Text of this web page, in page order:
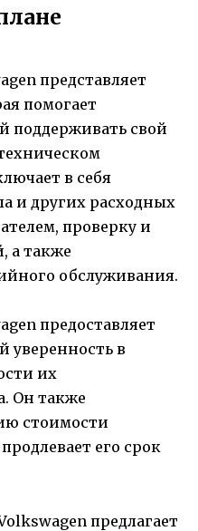
представляет
помогает
поддерживать свой
в себя
и других расходных
проверку и
а также
обслуживания.
предоставляет
уверенность в
их
Он также
стоимости
его срок
предлагает